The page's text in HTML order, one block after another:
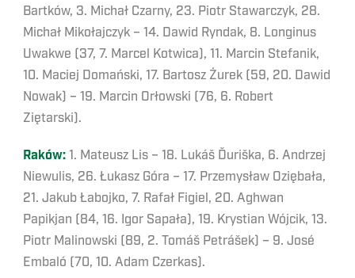
Bartków, 3. Michał Czarny, 23. Piotr Stawarczyk, 28.
Michał Mikołajczyk – 14. Dawid Ryndak, 8. Longinus
Uwakwe (37, 7. Marcel Kotwica), 11. Marcin Stefanik,
10. Maciej Domański, 17. Bartosz Żurek (59, 20. Dawid
Nowak) – 19. Marcin Orłowski (76, 6. Robert
Ziętarski).
Raków: 1. Mateusz Lis – 18. Lukáš Ďuriška, 6. Andrzej
Niewulis, 26. Łukasz Góra – 17. Przemysław Oziębała,
21. Jakub Łabojko, 7. Rafał Figiel, 20. Aghwan
Papikjan (84, 16. Igor Sapała), 19. Krystian Wójcik, 13.
Piotr Malinowski (89, 2. Tomáš Petrášek) – 9. José
Embaló (70, 10. Adam Czerkas).